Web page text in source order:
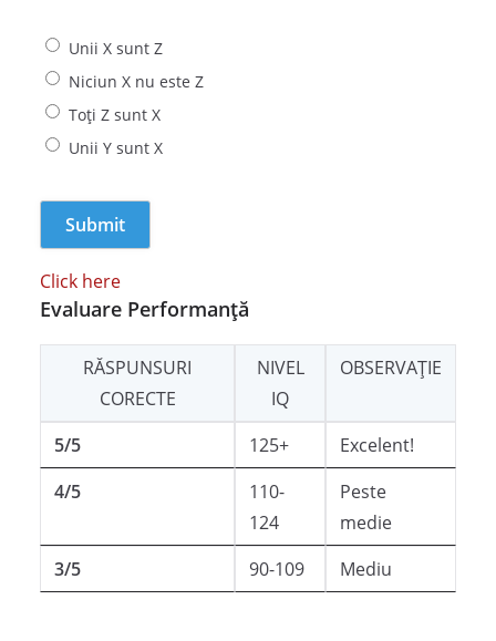
Unii X sunt Z
Niciun X nu este Z
Toți Z sunt X
Unii Y sunt X
Click here
Evaluare Performanță
RĂSPUNSURI
CORECTE
NIVEL
IQ
OBSERVAȚIE
5/5 125+
Excelent!
4/5
110-
124
Peste
medie
3/5
90-109 Mediu